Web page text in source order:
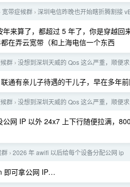
宽带症候群 › 深圳电信昨晚也开始瞎折腾割接
来算了，都超过 5 年了，你是穿越
在弄云宽带（和上海电信一个东西
群 › 没想到深圳天威的 Qos 这么严重，顺便
通有亲儿子待遇的干儿子，早在多年
群 › 没想到深圳天威的 Qos 这么严重，顺便
网 IP 以外 24x7 上下行随便拉满，
群 › 2026 年 awifi 以后给每个设备分配公网 ip
即可拿公网 IP…